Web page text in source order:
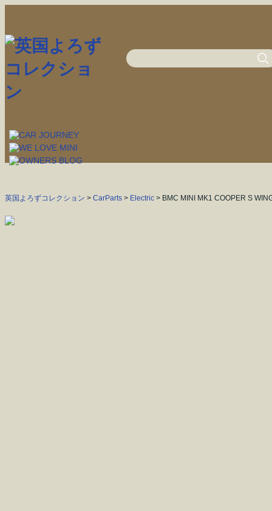
英国よろずコレクション > CarParts > Electric > BMC MINI MK1 COOPER S